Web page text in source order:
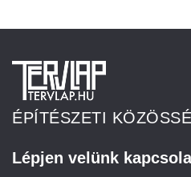
ÉPÍTÉSZETI
Lépjen velünk